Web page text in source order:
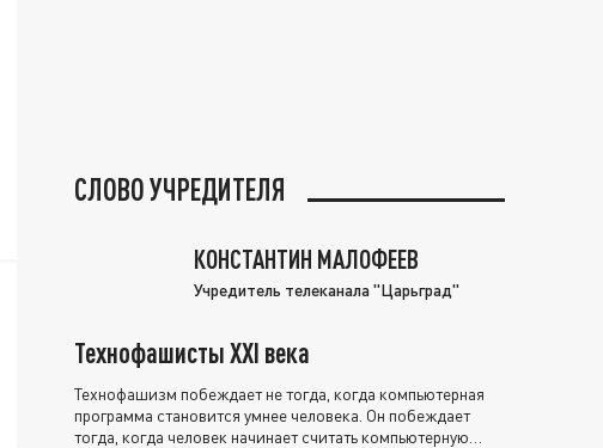
СЛОВО УЧРЕДИТЕЛЯ
КОНСТАНТИН МАЛОФЕЕВ
Учредитель телеканала "Царьград"
Технофашисты XXI века
Технофашизм побеждает не тогда, когда компьютерная
программа становится умнее человека. Он побеждает
тогда, когда человек начинает считать компьютерную